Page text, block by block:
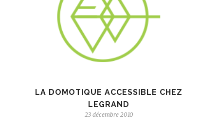
LA DOMOTIQUE ACCESSIBLE CHEZ
LEGRAND
23 décembre 2010